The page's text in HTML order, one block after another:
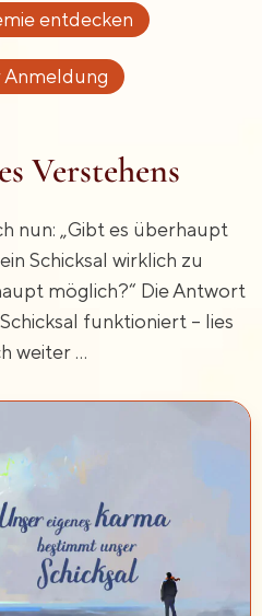
entdecken
Anmeldung
Verstehens
nun: „Gibt es überhaupt
Schicksal wirklich zu
möglich?“ Die Antwort
funktioniert – lies
weiter …